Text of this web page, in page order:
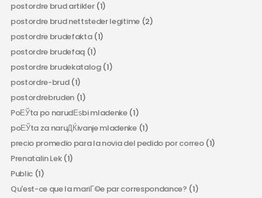
postordre brud artikler(1)
postordre brud nettsteder legitime(2)
postordre brudefakta(1)
postordre brudefaq (1)
postordre brudekatalog(1)
postordre-brud(1)
postordrebruden (1)
PoЕЎta po narudЕѕbi mladenke(1)
poЕЎta za naruДЌivanje mladenke(1)
precio promedio para la novia del pedido por correo(1)
Prenatalin Lek(1)
Public(1)
Qu'est-ce que la mariГ©e par correspondance? (1)